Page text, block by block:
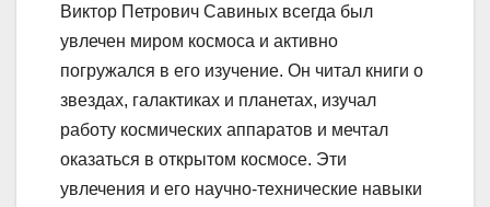
Виктор Петрович Савиных всегда был
увлечен миром космоса и активно
погружался в его изучение. Он читал книги о
звездах, галактиках и планетах, изучал
работу космических аппаратов и мечтал
оказаться в открытом космосе. Эти
увлечения и его научно-технические навыки